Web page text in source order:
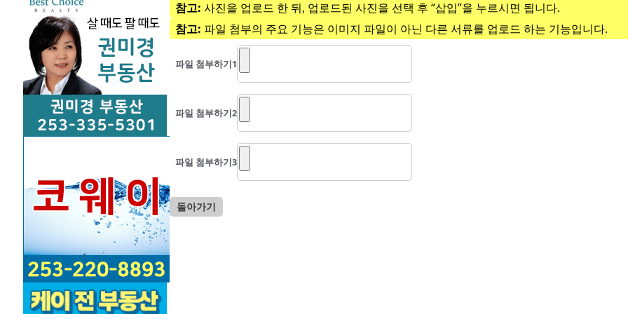
참고: 사진을 업로드 한 뒤, 업로드된 사진을 선택 후 “삽입”을 누르시면 됩니다.
참고: 파일 첨부의 주요 기능은 이미지 파일이 아닌 다른 서류를 업로드 하는 기능입니다.
파일 첨부하기1
파일 첨부하기2
파일 첨부하기3
돌아가기